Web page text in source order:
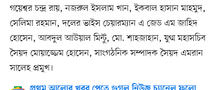
গয়েশ্বর চন্দ্র রায়, নজরুল ইসলাম খান, ইকবাল হাসান মাহমুদ,
সেলিমা রহমান, দলের ভাইস চেয়ারম্যান এ জেড এম জাহিদ
হোসেন, আবদুল আউয়াল মিন্টু, মো. শাহজাহান, যুগ্ম মহাসচিব
সৈয়দ মোয়াজ্জেম হোসেন, সাংগঠনিক সম্পাদক সৈয়দ এমরান
সালেহ প্রমুখ।